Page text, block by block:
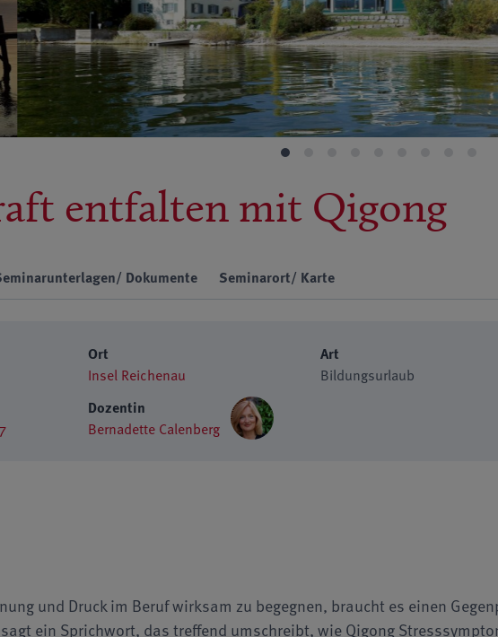
entfalten mit Qigong
Dokumente Seminarort/ Karte
Ort
Insel Reichenau
Dozentin
Bernadette Calenberg
Art
Bildungsurlaub
und Druck im Beruf wirksam zu begegnen, braucht es einen
ein Sprichwort, das treffend umschreibt, wie Qigong